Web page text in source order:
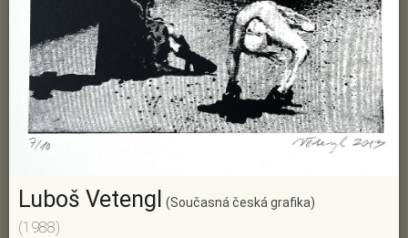
Luboš Vetengl (Současná česká grafika)
(1988)